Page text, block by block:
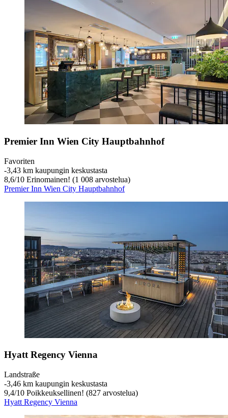
Premier Inn Wien City Hauptbahnhof
Favoriten
‐3,43 km kaupungin keskustasta
8,6/10 Erinomainen! (1 008 arvostelua)
Premier Inn Wien City Hauptbahnhof
Hyatt Regency Vienna
Landstraße
‐3,46 km kaupungin keskustasta
9,4/10 Poikkeuksellinen! (827 arvostelua)
Hyatt Regency Vienna